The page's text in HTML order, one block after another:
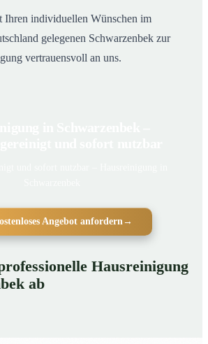
Ihren individuellen Wünschen im
gelegenen Schwarzenbek zur
vertrauensvoll an uns.
Angebot anfordern→
Hausreinigung
ab